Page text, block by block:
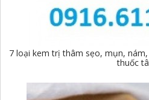
7 loại kem trị thâm sẹo, mụn,
thuốc